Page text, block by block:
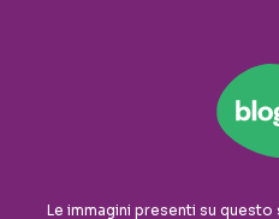
Le immagini presenti su questo